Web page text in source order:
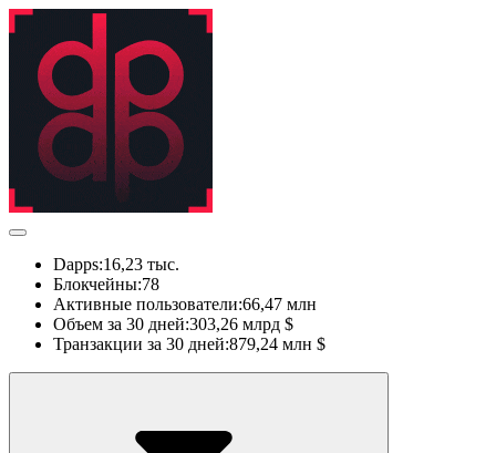
Dapps:16,23 тыс.
Блокчейны:78
Активные пользователи:66,47 млн
Объем за 30 дней:303,26 млрд $
Транзакции за 30 дней:879,24 млн $